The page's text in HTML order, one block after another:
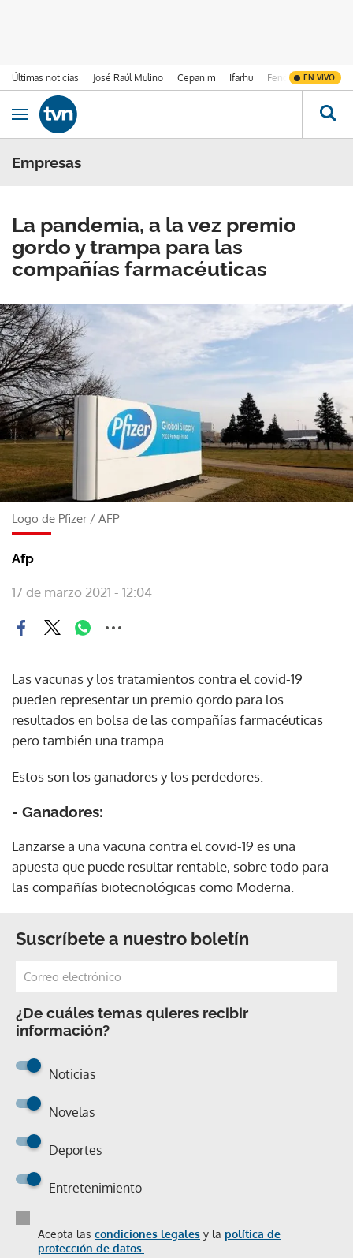
Últimas noticias José Raúl Mulino Cepanim Ifarhu Fenómeno de El
EN VIVO
Ir al contenido
Obrir navegació
Empresas
La pandemia, a la vez premio
gordo y trampa para las
compañías farmacéuticas
Logo de Pfizer/ AFP
Afp
17 de marzo 2021 - 12:04
Las vacunas y los tratamientos contra el covid-19
pueden representar un premio gordo para los
resultados en bolsa de las compañías farmacéuticas
pero también una trampa.
Estos son los ganadores y los perdedores.
- Ganadores:
Lanzarse a una vacuna contra el covid-19 es una
apuesta que puede resultar rentable, sobre todo para
las compañías biotecnológicas como Moderna.
Suscríbete a nuestro boletín
¿De cuáles temas quieres recibir
información?
Noticias
Novelas
Deportes
Entretenimiento
Acepta las condiciones legales y la política de
protección de datos.